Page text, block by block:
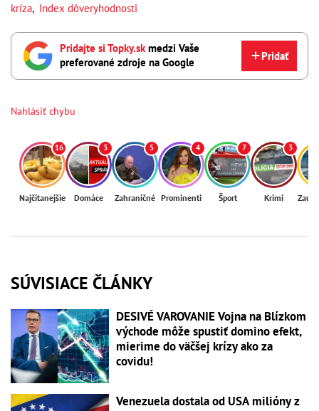
kríza, Index dôveryhodnosti
Pridajte si Topky.skmedzi Vaše
preferované zdroje na Google
Pridať
Nahlásiť chybu
16
Najčítanejšie
3
Domáce
5
Zahraničné
4
Prominenti
7
Šport
3
Krimi
SÚVISIACE ČLÁNKY
DESIVÉ VAROVANIE Vojna na Blízkom
východe môže spustiť domino efekt,
mierime do väčšej krízy ako za
covidu!
Venezuela dostala od USA milióny z